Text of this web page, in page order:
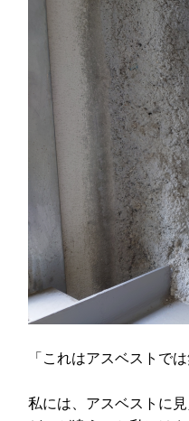
「これはアスベストで
私には、アスベストに